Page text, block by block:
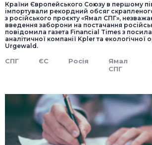
Країни Європейського Союзу в першому
імпортували рекордний обсяг
з російського проєкту «Ямал СПГ»,
введення заборони на постачання
повідомила газета Financial Times з
аналітичної компанії Kpler та екологічної
Urgewald.
СПГ ЄС Росія
Ямал
СПГ